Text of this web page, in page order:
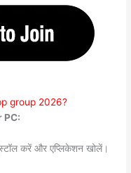
group 2026?
PC:
करें और एप्लिकेशन खोलें।